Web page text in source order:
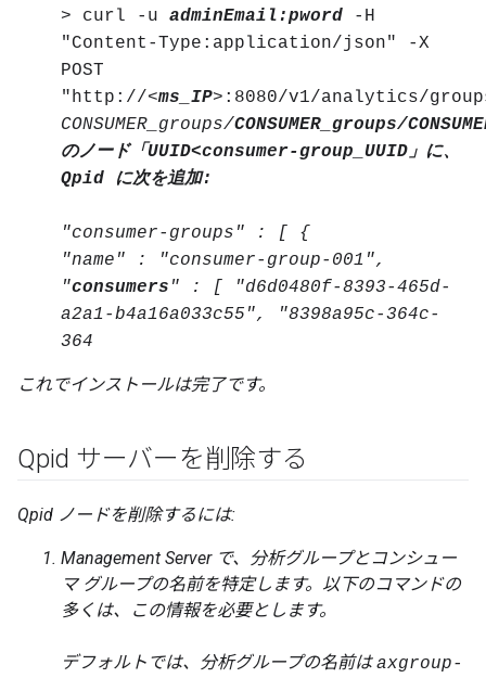
> curl -u adminEmail:pword -H
"Content-Type:application/json" -X
POST
"http://<ms_IP>:8080/v1/analytics/
CONSUMER_groups/CONSUMER_groups/
のノード「UUID<consumer-group_UUID」に、
Qpid に次を追加:
"consumer-groups" : [ {
"name" : "consumer-group-001",
"consumers " : [ "d6d0480f-8393-465d-
a2a1-b4a16a033c55", "8398a95c-364c-
364
これでインストールは完了です。
Qpid サーバーを削除する
Qpid ノードを削除するには:
Management Server で、分析グループとコンシュー
マ グループの名前を特定します。以下のコマンドの
多くは、この情報を必要とします。
デフォルトでは、分析グループの名前はaxgroup-